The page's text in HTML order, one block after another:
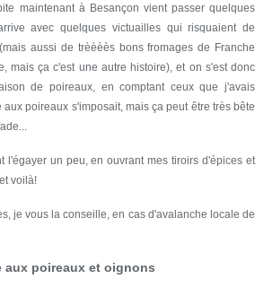
maintenant à Besançon vient passer quelques
avec quelques victuailles qui risquaient de
aussi de trèèèès bons fromages de Franche
mais ça c'est une autre histoire), et on s'est donc
de poireaux, en comptant ceux que j'avais
poireaux s'imposait, mais ça peut être très bête
l'égayer un peu, en ouvrant mes tiroirs d'épices et
voilà!
je vous la conseille, en cas d'avalanche locale de
aux poireaux et oignons